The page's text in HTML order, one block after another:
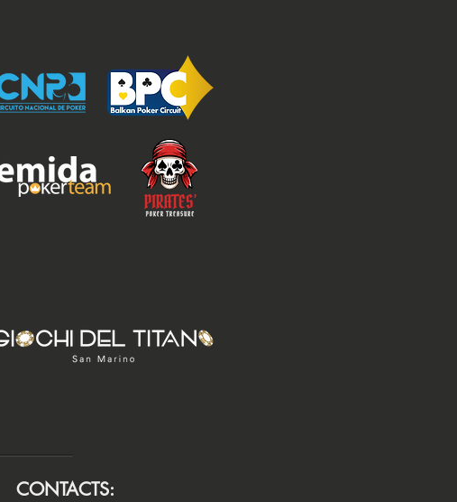
CONTACTS: